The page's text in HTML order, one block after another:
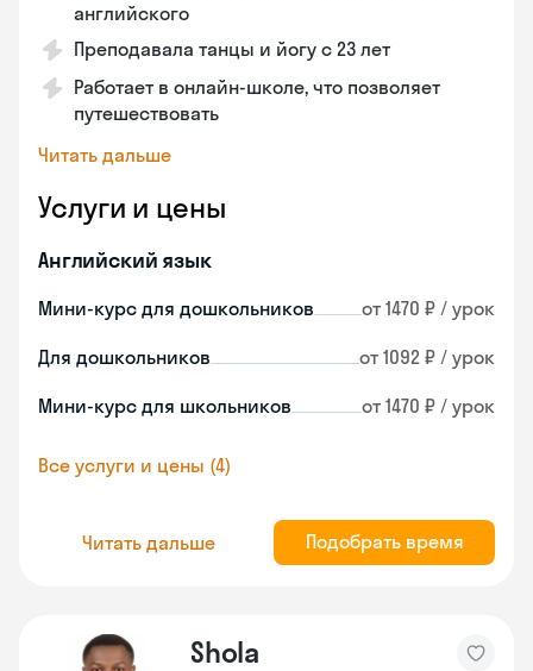
английского
Преподавала танцы и йогу с 23 лет
Работает в онлайн-школе, что позволяет
путешествовать
Читать дальше
Услуги и цены
Английский язык
Мини-курс для дошкольников от 1470 ₽ / урок
Для дошкольников от 1092 ₽ / урок
Мини-курс для школьников от 1470 ₽ / урок
Все услуги и цены (4)
Читать дальше Подобрать время
Shola